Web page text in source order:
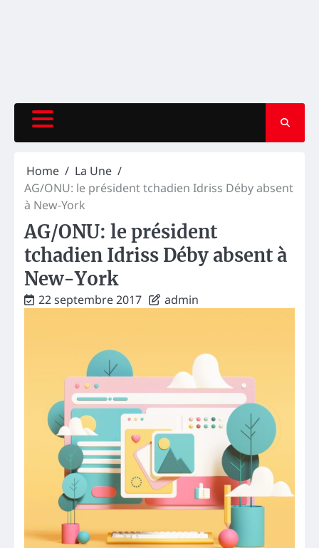
Home
La Une
AG/ONU: le président tchadien Idriss Déby absent
à New-York
AG/ONU: le président
tchadien Idriss Déby absent à
New-York
22 septembre 2017 admin